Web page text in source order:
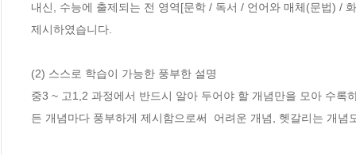
내신, 수능에 출제되는 전 영역[문학 / 독서 / 언어와 매체(문법) /
제시하였습니다.
(2) 스스로 학습이 가능한 풍부한 설명
중3 ~ 고1,2 과정에서 반드시 알아 두어야 할 개념만을 모아 수
든 개념마다 풍부하게 제시함으로써  어려운 개념, 헷갈리는 개